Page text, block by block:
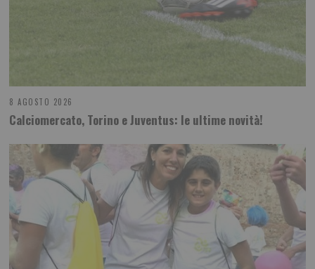
8 AGOSTO 2026
Calciomercato, Torino e Juventus: le ultime novità!